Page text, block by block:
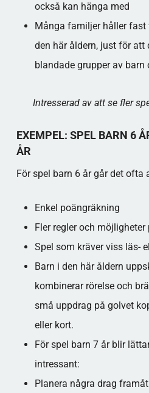
också kan hänga med​
Många familjer håller fast
den här åldern, just för att
blandade grupper av barn
Intresserad av att se fler
EXEMPEL: SPEL BARN 6
ÅR
För spel barn 6 år går det ofta
Enkel poängräkning
Fler regler och möjligheter
Spel som kräver viss läs-
Barn i den här åldern
kombinerar rörelse och
små uppdrag på golvet
eller kort.​
För spel barn 7 år blir
intressant:
Planera några drag framåt